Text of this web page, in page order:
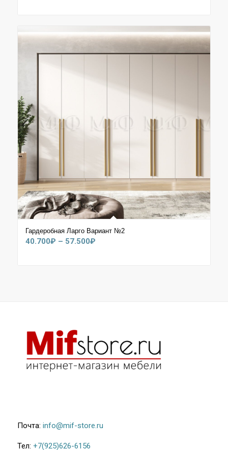
Гардеробная Ларго Вариант №2
40.700₽ – 57.500₽Диапазон
Почта: info@mif-store.ru
Тел: +7(925)626-6156